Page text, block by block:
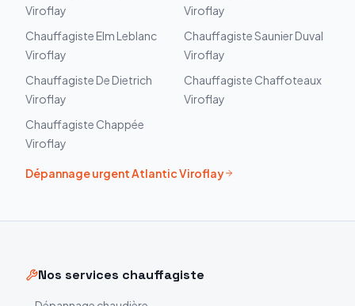
Viroflay
Viroflay
Chauffagiste Elm Leblanc
Viroflay
ChauffagisteSaunier Duval
Viroflay
Chauffagiste De Dietrich
Viroflay
Chauffagiste Chaffoteaux
Viroflay
Chauffagiste Chappée
Viroflay
Dépannage urgentAtlanticViroflay
Nos services chauffagiste